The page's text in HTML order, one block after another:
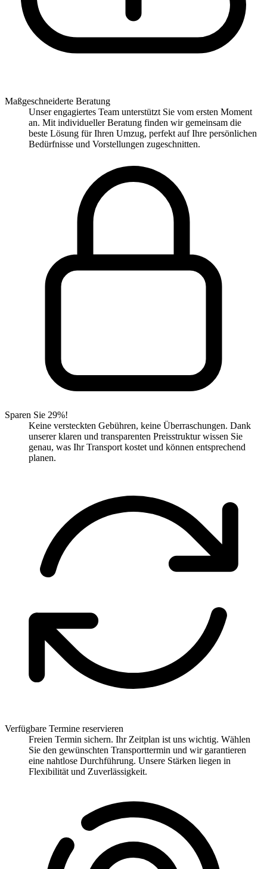
Maßgeschneiderte Beratung
Unser engagiertes Team unterstützt Sie vom ersten Moment
an. Mit individueller Beratung finden wir gemeinsam die
beste Lösung für Ihren Umzug, perfekt auf Ihre persönlichen
Bedürfnisse und Vorstellungen zugeschnitten.
Sparen Sie 29%!
Keine versteckten Gebühren, keine Überraschungen. Dank
unserer klaren und transparenten Preisstruktur wissen Sie
genau, was Ihr Transport kostet und können entsprechend
planen.
Verfügbare Termine reservieren
Freien Termin sichern. Ihr Zeitplan ist uns wichtig. Wählen
Sie den gewünschten Transporttermin und wir garantieren
eine nahtlose Durchführung. Unsere Stärken liegen in
Flexibilität und Zuverlässigkeit.